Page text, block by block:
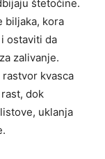
štetočine.
biljaka, kora
ostaviti da
zalivanje.
kvasca
dok
uklanja